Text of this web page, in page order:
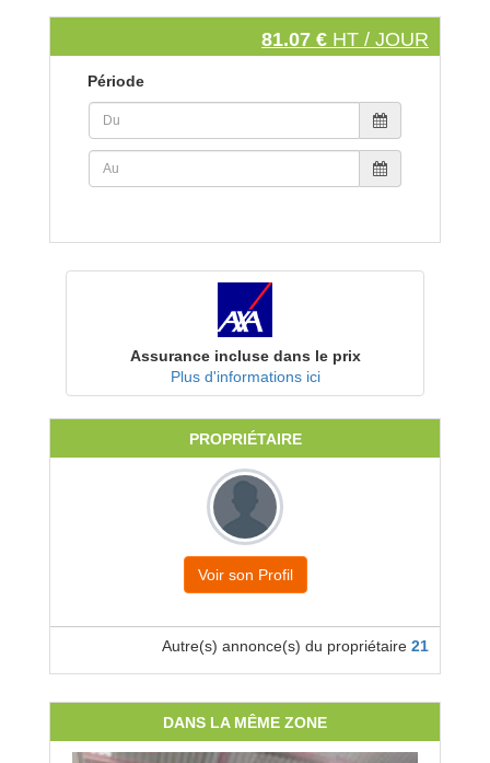
81.07 € HT / JOUR
Période
Assurance incluse dans le prix
Plus d'informations ici
PROPRIÉTAIRE
Voir son Profil
Autre(s) annonce(s) du propriétaire 21
DANS LA MÊME ZONE